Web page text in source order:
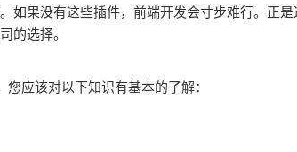
如果没有这些插件，前端开发会寸步难行。正
的选择。
应该对以下知识有基本的了解：